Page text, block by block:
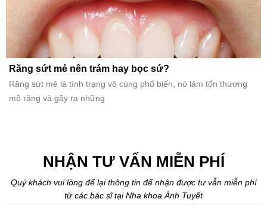
Răng sứt mẻ nên trám hay bọc sứ?
Răng sứt mẻ là tình trạng vô cùng phổ biến, nó làm tổn thương
mô răng và gây ra những
NHẬN TƯ VẤN MIỄN PHÍ
Quý khách vui lòng để lại thông tin để nhận được tư vẫn miễn phí
từ các bác sĩ tại Nha khoa Ánh Tuyết